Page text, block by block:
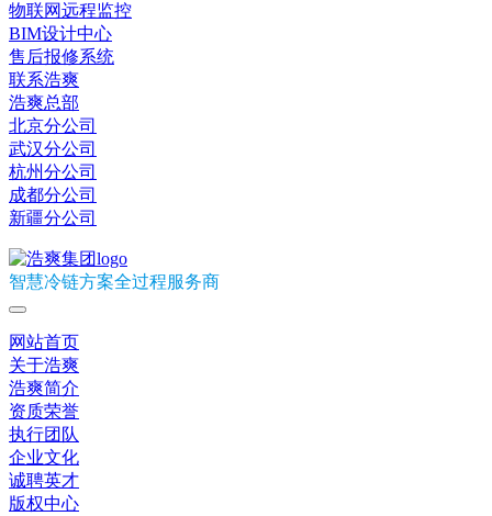
物联网远程监控
BIM设计中心
售后报修系统
联系浩爽
浩爽总部
北京分公司
武汉分公司
杭州分公司
成都分公司
新疆分公司
智慧冷链方案全过程服务商
网站首页
关于浩爽
浩爽简介
资质荣誉
执行团队
企业文化
诚聘英才
版权中心